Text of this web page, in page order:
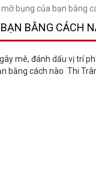
bụng của bạn bằng
BẰNG CÁCH
mê, đánh dấu vị trí
bằng cách nào Thi